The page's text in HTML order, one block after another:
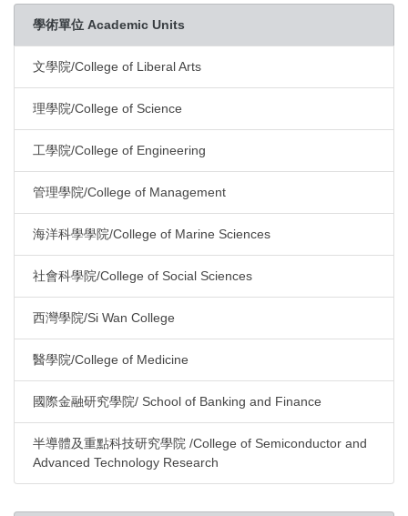
學術單位 Academic Units
文學院/College of Liberal Arts
理學院/College of Science
工學院/College of Engineering
管理學院/College of Management
海洋科學學院/College of Marine Sciences
社會科學院/College of Social Sciences
西灣學院/Si Wan College
醫學院/College of Medicine
國際金融研究學院/ School of Banking and Finance
半導體及重點科技研究學院 /College of Semiconductor and
Advanced Technology Research